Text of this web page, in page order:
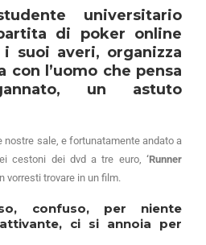
universitario
di poker online
suoi averi, organizza
con l’uomo che pensa
un astuto
nostre sale, e fortunatamente andato a
cestoni dei dvd a tre euro, ‘Runner
vorresti trovare in un film.
confuso, per niente
ci si annoia per